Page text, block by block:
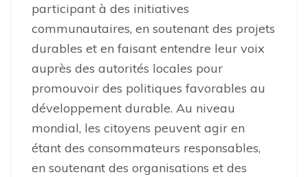
participant à des initiatives
communautaires, en soutenant des projets
durables et en faisant entendre leur voix
auprès des autorités locales pour
promouvoir des politiques favorables au
développement durable. Au niveau
mondial, les citoyens peuvent agir en
étant des consommateurs responsables,
en soutenant des organisations et des